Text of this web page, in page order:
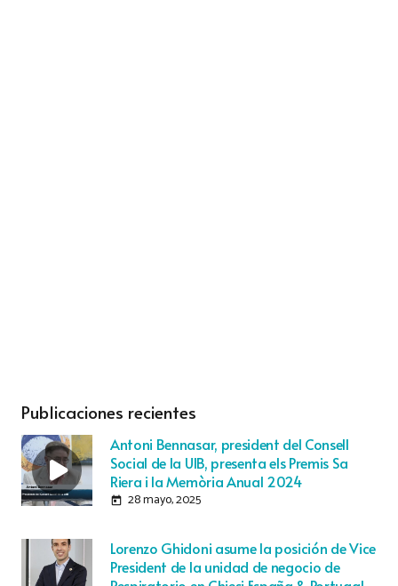
Publicaciones recientes
Antoni Bennasar, president del Consell
Social de la UIB, presenta els Premis Sa
Riera i la Memòria Anual 2024
today 28 mayo, 2025
Lorenzo Ghidoni asume la posición de Vice
President de la unidad de negocio de